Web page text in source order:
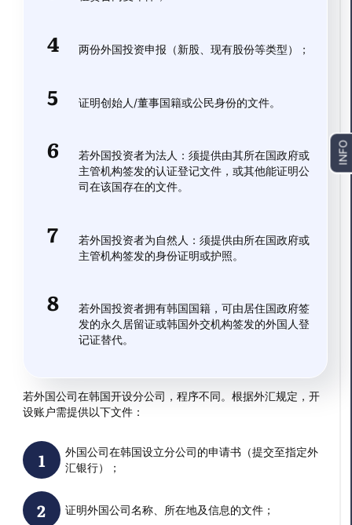
两份外国投资申报（新股、现有股份等类型）；
证明创始人/董事国籍或公民身份的文件。
若外国投资者为法人：须提供由其所在国政府或
主管机构签发的认证登记文件，或其他能证明公
司在该国存在的文件。
若外国投资者为自然人：须提供由所在国政府或
主管机构签发的身份证明或护照。
若外国投资者拥有韩国国籍，可由居住国政府签
发的永久居留证或韩国外交机构签发的外国人登
记证替代。
若外国公司在韩国开设分公司，程序不同。根据外汇规定，开
设账户需提供以下文件：
外国公司在韩国设立分公司的申请书（提交至指定外
汇银行）；
证明外国公司名称、所在地及信息的文件；
INFO